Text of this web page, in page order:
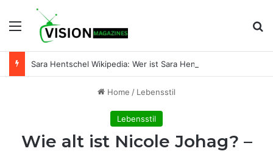
Menu
Home / Lebensstil
Lebensstil
Wie alt ist Nicole Johag? –